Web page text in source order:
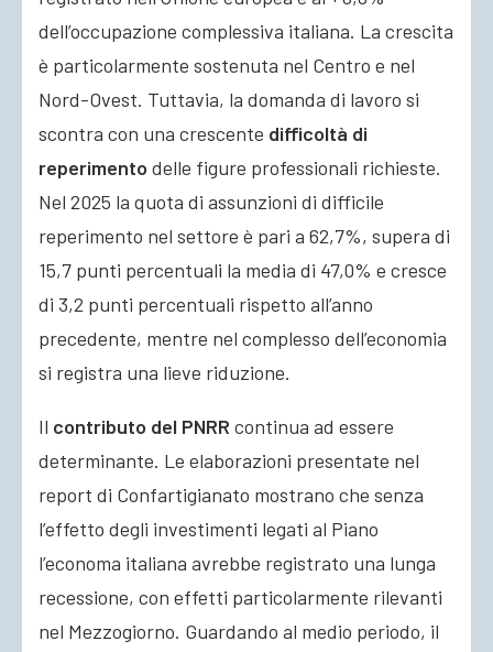
dell’occupazione complessiva italiana. La crescita
è particolarmente sostenuta nel Centro e nel
Nord-Ovest. Tuttavia, la domanda di lavoro si
scontra con una crescente difficoltà di
reperimento delle figure professionali richieste.
Nel 2025 la quota di assunzioni di difficile
reperimento nel settore è pari a 62,7%, supera di
15,7 punti percentuali la media di 47,0% e cresce
di 3,2 punti percentuali rispetto all’anno
precedente, mentre nel complesso dell’economia
si registra una lieve riduzione.
Il contributo del PNRR continua ad essere
determinante. Le elaborazioni presentate nel
report di Confartigianato mostrano che senza
l’effetto degli investimenti legati al Piano
l’economa italiana avrebbe registrato una lunga
recessione, con effetti particolarmente rilevanti
nel Mezzogiorno. Guardando al medio periodo, il